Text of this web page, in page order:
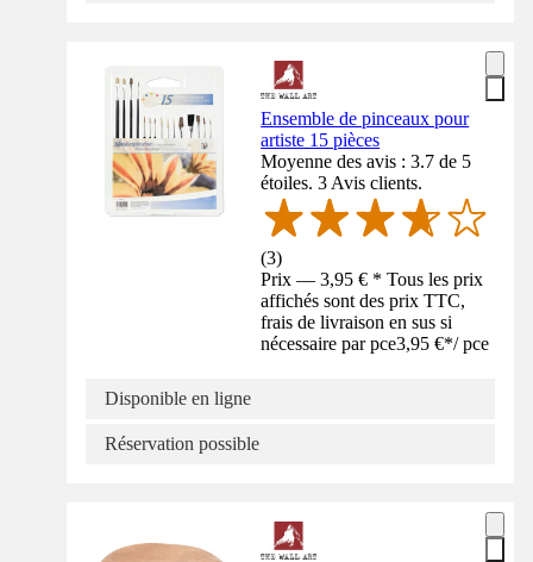
Ensemble de pinceaux pour
artiste 15 pièces
Moyenne des avis : 3.7 de 5
étoiles. 3 Avis clients.
(3)
Prix — 3,95 € * Tous les prix
affichés sont des prix TTC,
frais de livraison en sus si
nécessaire par pce3,95 €*/ pce
Disponible en ligne
Réservation possible